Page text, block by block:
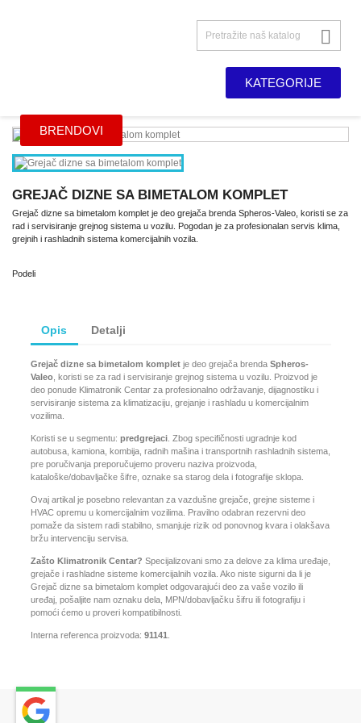

KATEGORIJE
BRENDOVI
GREJAČ DIZNE SA BIMETALOM KOMPLET
Grejač dizne sa bimetalom komplet je deo grejača brenda Spheros-Valeo, koristi se za
rad i servisiranje grejnog sistema u vozilu. Pogodan je za profesionalan servis klima,
grejnih i rashladnih sistema komercijalnih vozila.
Podeli
Opis Detalji
Grejač dizne sa bimetalom kompletje deo grejača brenda Spheros-
Valeo, koristi se za rad i servisiranje grejnog sistema u vozilu. Proizvod je
deo ponude Klimatronik Centar za profesionalno održavanje, dijagnostiku i
servisiranje sistema za klimatizaciju, grejanje i rashladu u komercijalnim
vozilima.
Koristi se u segmentu: predgrejaci. Zbog specifičnosti ugradnje kod
autobusa, kamiona, kombija, radnih mašina i transportnih rashladnih sistema,
pre poručivanja preporučujemo proveru naziva proizvoda,
kataloške/dobavljačke šifre, oznake sa starog dela i fotografije sklopa.
Ovaj artikal je posebno relevantan za vazdušne grejače, grejne sisteme i
HVAC opremu u komercijalnim vozilima. Pravilno odabran rezervni deo
pomaže da sistem radi stabilno, smanjuje rizik od ponovnog kvara i olakšava
bržu intervenciju servisa.
Zašto Klimatronik Centar? Specijalizovani smo za delove za klima uređaje,
grejače i rashladne sisteme komercijalnih vozila. Ako niste sigurni da li je
Grejač dizne sa bimetalom komplet odgovarajući deo za vaše vozilo ili
uređaj, pošaljite nam oznaku dela, MPN/dobavljačku šifru ili fotografiju i
pomoći ćemo u proveri kompatibilnosti.
Interna referenca proizvoda: 91141